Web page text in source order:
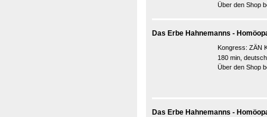
Über den Shop
Das Erbe Hahnemanns -
Kongress: ZÄN
180 min, deutsch
Über den Shop
Das Erbe Hahnemanns -